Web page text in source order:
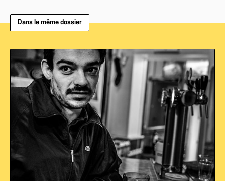
Dans le même dossier